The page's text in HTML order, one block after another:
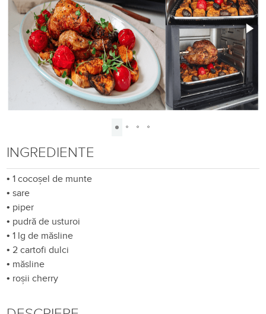
INGREDIENTE
•1 cocoșel de munte
•sare
• piper
• pudră de usturoi
•1 lg de măsline
• 2 cartofi dulci
• măsline
• roșii cherry